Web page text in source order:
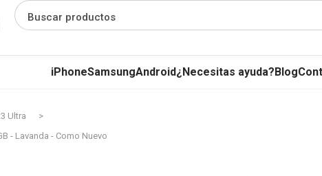
Buscar productos
iPhoneSamsungAndroid¿Necesitas ayuda?Blog
Ultra
- Lavanda - Como Nuevo